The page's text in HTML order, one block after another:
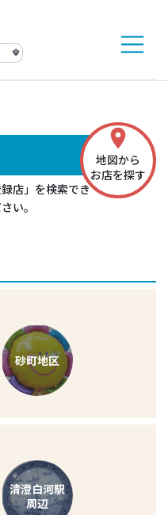
店」を検索でき
い。
place
地図から
お店を探す
砂町地区
清澄白河駅
周辺